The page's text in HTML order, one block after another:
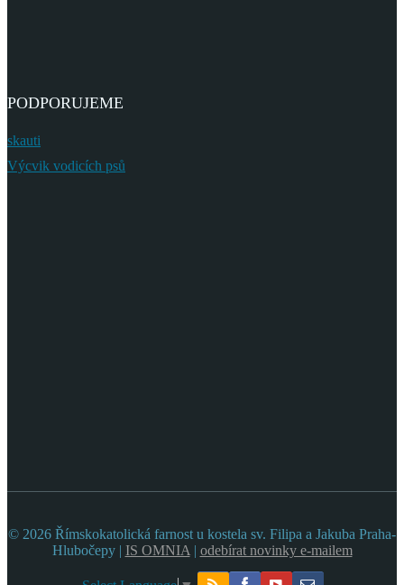
PODPORUJEME
skauti
Výcvik vodicích psů
© 2026 Římskokatolická farnost u kostela sv. Filipa a Jakuba Praha-
Hlubočepy | IS OMNIA | odebírat novinky e-mailem